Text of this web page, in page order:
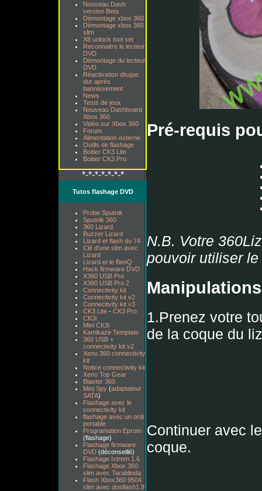
Nouveau Dash
version Beta
Démontage xbox 360
Démontage xbox 360
slim
X8 unlock tool set
Reconnaitre le lecteur
DVD
Démontage du lecteur
DVD
Réactivation disque
dur après
bannissement
News
Tests de jeux
Nouveau Dashboard
Xbox 360
Vidéo sur Xbox 360
Forum
Alimentation externe
Outils de flashage
Boitier CK3 Lite
Boitier CK3 Pro
*-*-*-*-*-*-*
Tutos flashage DVD
Probe Sputnik
Sputnik 360
360 Lizard
Buzzer Lizard
Lizard et flash du 74
Clé d'une slim avec
Lizard
Lizard et le BenQ
Hack firmware DVD
X360 USB Pro
X360 USB Pro 2
Connectivity kit
Connectivity kit v2
Connectivity kit v3
CK3 Lite - CK3 Pro
CK3i
Mini CK3i
Kamikaze Template
360 USB +
connectivity kit v2
Xeno 360 connectivity
kit
Notice connectivity kit
Xeno Top Gear
Blaster 360
Mini Spy (adaptateur
SATA)
Flashage avec le
connectivity kit
flashage avec un ordi
portable
Programation Eprom
(flashage)
Flashage firmware
DVD (déconseillé)
Flashage Ixtrem 1.6
Flashage Xbox 360
slim avec Tarablinda
Flash Xbox360 9504
slim avec dosflash1.9
Pré-requis
N.B. Votre
pouvoir utiliser le
Manipulations
1.Prenez votre
de la coque du
Continuer avec
coque.